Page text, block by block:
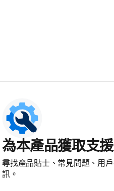
為本產品獲取支援
尋找產品貼士、常見問題、用
訊。